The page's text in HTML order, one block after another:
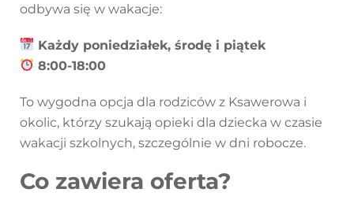
odbywa się w wakacje:
Każdy poniedziałek, środę i piątek
8:00-18:00
To wygodna opcja dla rodziców z Ksawerowa i
okolic, którzy szukają opieki dla dziecka w czasie
wakacji szkolnych, szczególnie w dni robocze.
Co zawiera oferta?